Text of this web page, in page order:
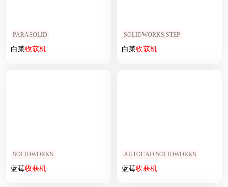
PARASOLID
白菜收获机
SOLIDWORKS,STEP
白菜收获机
SOLIDWORKS
蓝莓收获机
AUTOCAD,SOLIDWORKS
蓝莓收获机